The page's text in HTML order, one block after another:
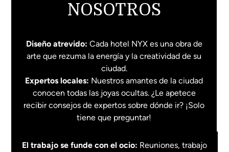
NOSOTROS
Diseño atrevido: Cada hotel NYX es una obra de
arte que rezuma la energía y la creatividad de su
ciudad.
Expertos locales: Nuestros amantes de la ciudad
conocen todas las joyas ocultas. ¿Le apetece
recibir consejos de expertos sobre dónde ir? ¡Solo
tiene que preguntar!
El trabajo se funde con el ocio: Reuniones, trabajo